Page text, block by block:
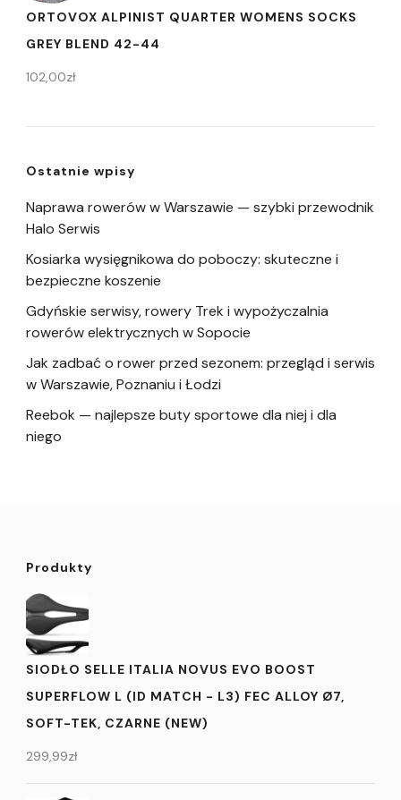
ORTOVOX ALPINIST QUARTER WOMENS SOCKS
GREY BLEND 42-44
102,00zł
Ostatnie wpisy
Naprawa rowerów w Warszawie — szybki przewodnik
Halo Serwis
Kosiarka wysięgnikowa do poboczy: skuteczne i
bezpieczne koszenie
Gdyńskie serwisy, rowery Trek i wypożyczalnia
rowerów elektrycznych w Sopocie
Jak zadbać o rower przed sezonem: przegląd i serwis
w Warszawie, Poznaniu i Łodzi
Reebok — najlepsze buty sportowe dla niej i dla
niego
Produkty
SIODŁO SELLE ITALIA NOVUS EVO BOOST
SUPERFLOW L (ID MATCH - L3) FEC ALLOY Ø7,
SOFT-TEK, CZARNE (NEW)
299,99zł